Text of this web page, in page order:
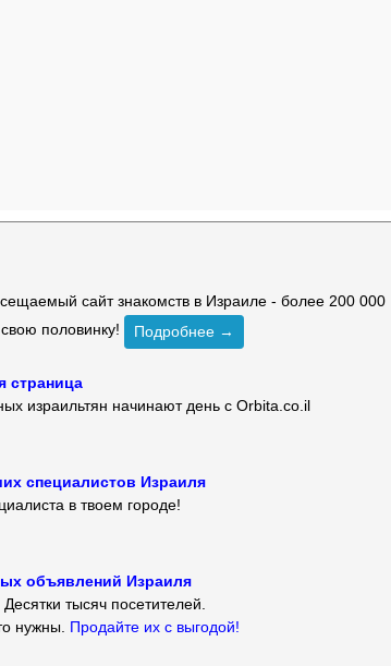
сайт знакомств в Израиле - более 200 000
половинку!
Подробнее →
страница
израильтян начинают день с Orbita.co.il
специалистов Израиля
в твоем городе!
объявлений Израиля
тысяч посетителей.
нужны. Продайте их с выгодой!